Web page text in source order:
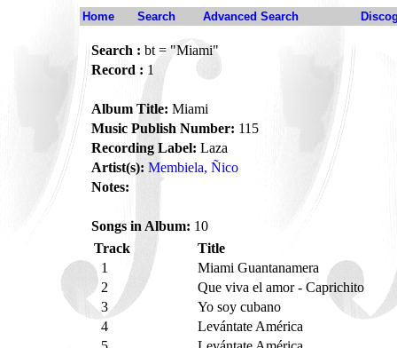
Home Search Advanced Search
Search : bt = "Miami"
Record : 1
Album Title: Miami
Music Publish Number: 115
Recording Label: Laza
Artist(s): Membiela, Ñico
Notes:
Songs in Album: 10
Track
Title
1
Miami Guantanamera
2
Que viva el amor - Caprichito
3
Yo soy cubano
4
Levántate América